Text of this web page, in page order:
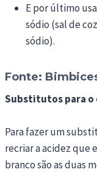
E por último
sódio (sal de
sódio).
Fonte:
Substitutos para
Para fazer um
recriar a acidez que
branco são as duas